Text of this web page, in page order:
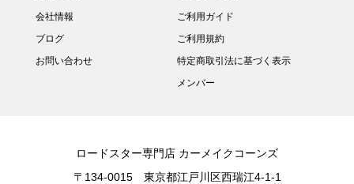
会社情報
ブログ
お問い合わせ
ご利用ガイド
ご利用規約
特定商取引法に基づく表示
メンバー
ロードスター専門店 カーメイクコーンズ
〒134-0015 東京都江戸川区西瑞江4-1-1